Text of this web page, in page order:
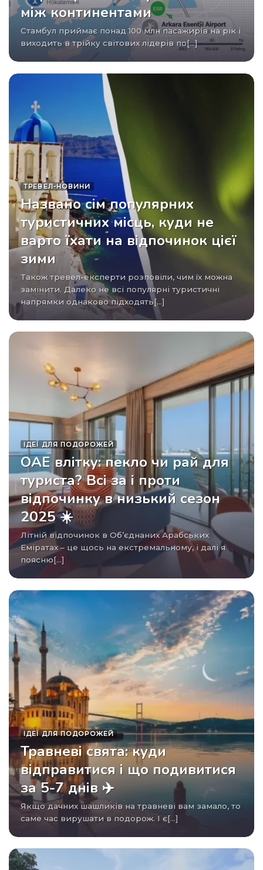
між континентами
Стамбул приймає понад 100 млн пасажирів на рік і
виходить в трійку світових лідерів по[...]
ТРЕВЕЛ-НОВИНИ
Названо сім популярних
туристичних місць, куди не
варто їхати на відпочинок цієї
зими
Також тревел-експерти розповіли, чим їх можна
замінити. Далеко не всі популярні туристичні
напрямки однаково підходять[...]
ІДЕЇ ​​ДЛЯ ПОДОРОЖЕЙ
ОАЕ влітку: пекло чи рай для
туриста? Всі за і проти
відпочинку в низький сезон
2025 ☀️
Літній відпочинок в Об’єднаних Арабських
Еміратах – це щось на екстремальному, і далі я
поясню[...]
ІДЕЇ ​​ДЛЯ ПОДОРОЖЕЙ
Травневі свята: куди
відправитися і що подивитися
за 5-7 днів ✈️
Якщо дачних шашликів на травневі вам замало, то
саме час вирушати в подорож. І є[...]